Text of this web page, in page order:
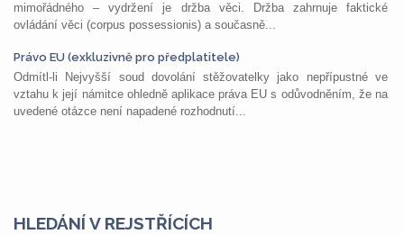
mimořádného – vydržení je držba věci. Držba zahrnuje faktické
ovládání věci (corpus possessionis) a současně...
Právo EU (exkluzivně pro předplatitele)
Odmítl-li Nejvyšší soud dovolání stěžovatelky jako nepřípustné ve
vztahu k její námitce ohledně aplikace práva EU s odůvodněním, že na
uvedené otázce není napadené rozhodnutí...
HLEDÁNÍ V REJSTŘÍCÍCH